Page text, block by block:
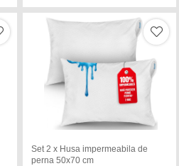
Set 2 x Husa impermeabila de
perna 50x70 cm